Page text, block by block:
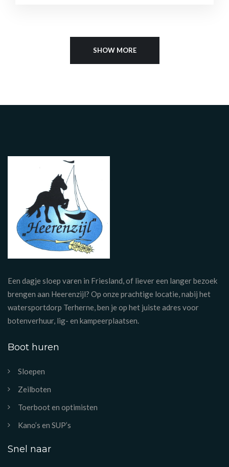
SHOW MORE
Een dagje sloep varen in Friesland, of liever een langer bezoek
brengen aan Heerenzijl? Op onze prachtige locatie, nabij het
watersportdorp Terherne, ben je op het juiste adres voor
botenverhuur, lig- en kampeerplaatsen.
Boot huren
Sloepen
Zeilboten
Toerboot en optimisten
Kano’s en SUP’s
Snel naar